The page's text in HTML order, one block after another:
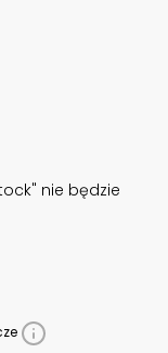
nie będzie